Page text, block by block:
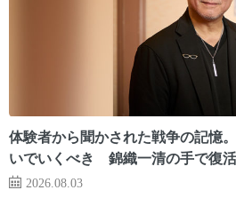
体験者から聞かされた戦争の記憶
いでいくべき 錦織一清の手で復
2026.08.03